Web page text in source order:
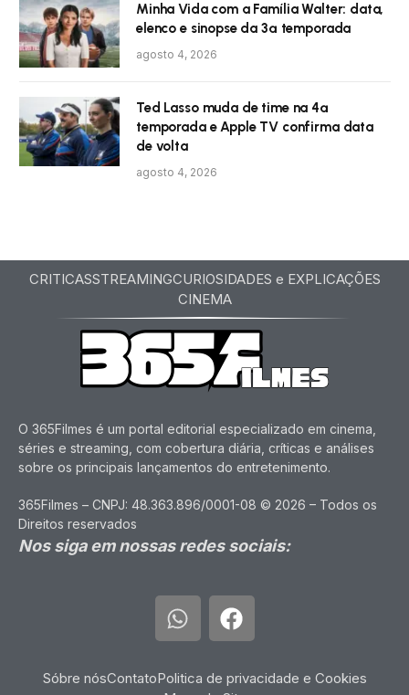
Minha Vida com a Família Walter: data,
elenco e sinopse da 3ª temporada
agosto 4, 2026
Ted Lasso muda de time na 4ª
temporada e Apple TV confirma data
de volta
agosto 4, 2026
CRITICASSTREAMINGCURIOSIDADES e EXPLICAÇÕES
CINEMA
O 365Filmes é um portal editorial especializado em cinema,
séries e streaming, com cobertura diária, críticas e análises
sobre os principais lançamentos do entretenimento.
365Filmes – CNPJ: 48.363.896/0001-08 © 2026 – Todos os
Direitos reservados
Nos siga em nossas redes sociais:
Sóbre nósContatoPolitica de privacidade e Cookies